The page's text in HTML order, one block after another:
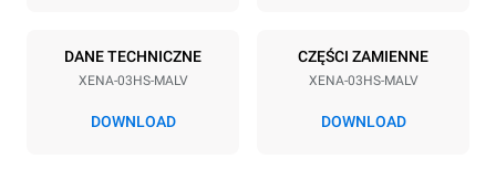
Napięcie
230V 1N~
Moc elektryczna
3 kW
DANE TECHNICZNE
XENA-03HS-MALV
DOWNLOAD
CZĘŚCI ZAMIENNE
XENA-03HS-MALV
DOWNLOAD